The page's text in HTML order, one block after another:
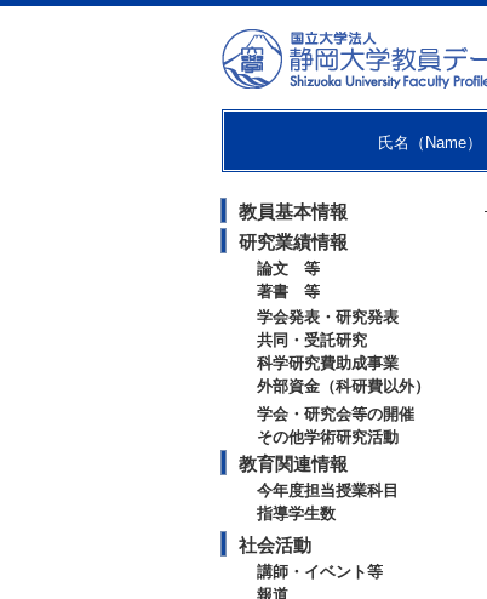
氏名（Name）
教員基本情報
研究業績情報
論文 等
著書 等
学会発表・研究発表
共同・受託研究
科学研究費助成事業
外部資金（科研費以外）
学会・研究会等の開催
その他学術研究活動
教育関連情報
今年度担当授業科目
指導学生数
社会活動
講師・イベント等
報道